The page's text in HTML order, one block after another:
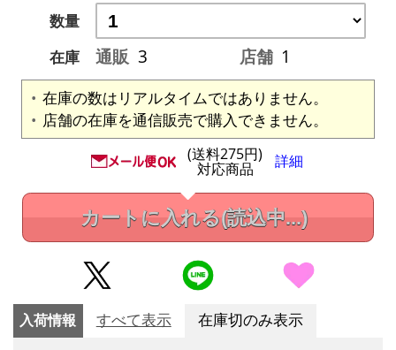
数量
在庫
通販 3 店舗 1
在庫の数はリアルタイムではありません。
店舗の在庫を通信販売で購入できません。
(送料275円)
対応商品 詳細
カートに入れる(読込中...)
入荷情報 すべて表示 在庫切のみ表示